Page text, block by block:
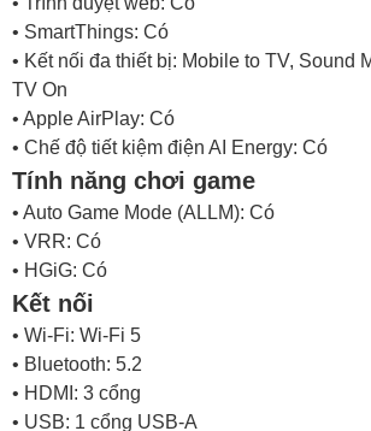
• SmartThings: Có
• Kết nối đa thiết bị: Mobile to TV, Sound
TV On
• Apple AirPlay: Có
• Chế độ tiết kiệm điện AI Energy: Có
Tính năng chơi game
• Auto Game Mode (ALLM): Có
• VRR: Có
• HGiG: Có
Kết nối
• Wi-Fi: Wi-Fi 5
• Bluetooth: 5.2
• HDMI: 3 cổng
• USB: 1 cổng USB-A